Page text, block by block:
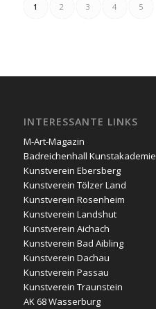
1 2 3 4 5
INTERESSANTE LINKS
M-Art-Magazin
Badreichenhall Kunstakademie
Kunstverein Ebersberg
Kunstverein Tölzer Land
Kunstverein Rosenheim
Kunstverein Landshut
Kunstverein Aichach
Kunstverein Bad Aibling
Kunstverein Dachau
Kunstverein Passau
Kunstverein Traunstein
AK 68 Wasserburg